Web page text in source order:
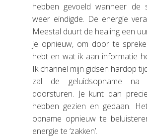
hebben gevoeld wanneer de
weer eindigde. De energie
Meestal duurt de healing een
je opnieuw, om door te
hebt en wat ik aan informatie
Ik channel mijn gidsen hardop
zal de geluidsopname
doorsturen. Je kunt dan
hebben gezien en gedaan.
opname opnieuw te
energie te ‘zakken’.